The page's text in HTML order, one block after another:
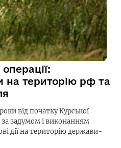
на територію рф та
від початку Курської
за задумом і виконанням
дії на територію держави-